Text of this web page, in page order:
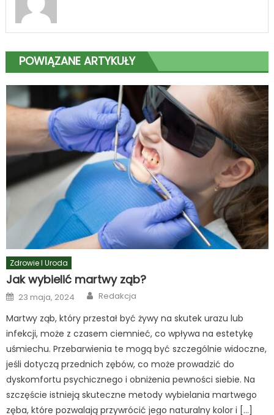
POWIĄZANE ARTYKUŁY
Zdrowie I Uroda
Jak wybielić martwy ząb?
Posted
on
23 maja, 2024 Author
Redakcja
Martwy ząb, który przestał być żywy na skutek urazu lub
infekcji, może z czasem ciemnieć, co wpływa na estetykę
uśmiechu. Przebarwienia te mogą być szczególnie widoczne,
jeśli dotyczą przednich zębów, co może prowadzić do
dyskomfortu psychicznego i obniżenia pewności siebie. Na
szczęście istnieją skuteczne metody wybielania martwego
zęba, które pozwalają przywrócić jego naturalny kolor i […]